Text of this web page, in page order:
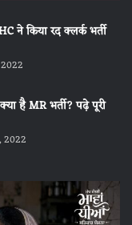
ने किया रद क्लर्क भर्ती
है MR भर्ती? पढ़े पूरी
2022